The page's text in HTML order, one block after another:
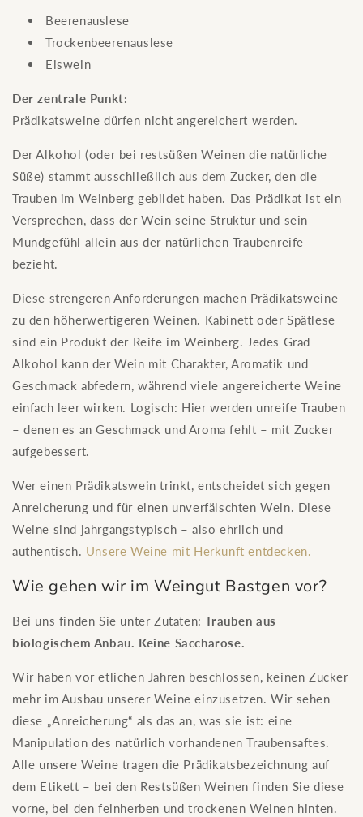
Beerenauslese
Trockenbeerenauslese
Eiswein
Der zentrale Punkt:
Prädikatsweine dürfen nicht angereichert werden.
Der Alkohol (oder bei restsüßen Weinen die natürliche
Süße) stammt ausschließlich aus dem Zucker, den die
Trauben im Weinberg gebildet haben. Das Prädikat ist ein
Versprechen, dass der Wein seine Struktur und sein
Mundgefühl allein aus der natürlichen Traubenreife
bezieht.
Diese strengeren Anforderungen machen Prädikatsweine
zu den höherwertigeren Weinen. Kabinett oder Spätlese
sind ein Produkt der Reife im Weinberg. Jedes Grad
Alkohol kann der Wein mit Charakter, Aromatik und
Geschmack abfedern, während viele angereicherte Weine
einfach leer wirken. Logisch: Hier werden unreife Trauben
– denen es an Geschmack und Aroma fehlt – mit Zucker
aufgebessert.
Wer einen Prädikatswein trinkt, entscheidet sich gegen
Anreicherung und für einen unverfälschten Wein. Diese
Weine sind jahrgangstypisch – also ehrlich und
authentisch. Unsere Weine mit Herkunft entdecken.
Wie gehen wir im Weingut Bastgen vor?
Bei uns finden Sie unter Zutaten: Trauben aus
biologischem Anbau. Keine Saccharose.
Wir haben vor etlichen Jahren beschlossen, keinen Zucker
mehr im Ausbau unserer Weine einzusetzen. Wir sehen
diese „Anreicherung“ als das an, was sie ist: eine
Manipulation des natürlich vorhandenen Traubensaftes.
Alle unsere Weine tragen die Prädikatsbezeichnung auf
dem Etikett – bei den Restsüßen Weinen finden Sie diese
vorne, bei den feinherben und trockenen Weinen hinten.